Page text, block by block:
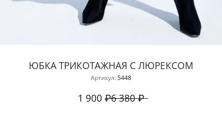
ЮБКА ТРИКОТАЖНАЯ С ЛЮРЕКСОМ
Артикул:5448
1 900 ₽6 380 ₽